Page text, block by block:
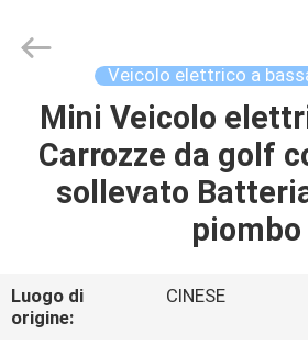
CASA
PRODOTTI
SIAMO
LAKER
AUTOPARTS
Reserved.
Veicolo elettrico a
Mini Veicolo
Carrozze da golf
sollevato
piombo
Luogo di
origine:
CINESE